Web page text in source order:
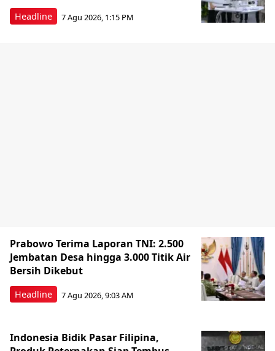
Headline 7 Agu 2026, 1:15 PM
Headline
Prabowo Terima Laporan TNI: 2.500
Jembatan Desa hingga 3.000 Titik Air
Bersih Dikebut
7 Agu 2026, 9:03 AM
Indonesia Bidik Pasar Filipina,